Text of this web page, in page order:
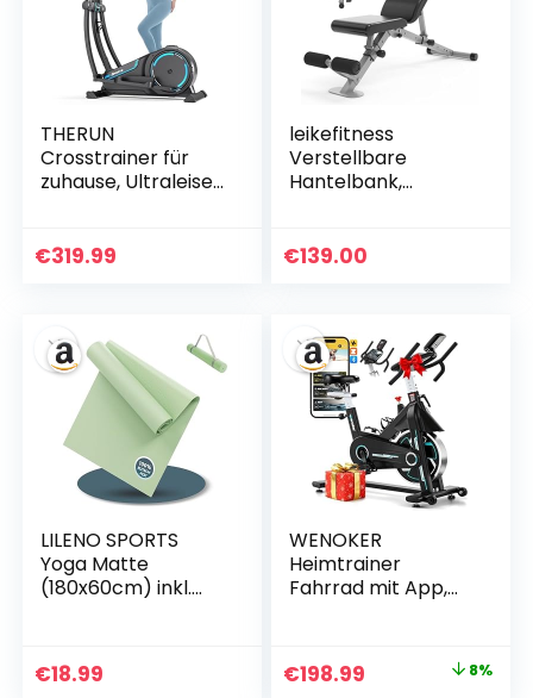
THERUN
Crosstrainer für
zuhause, Ultraleise
38cm Schrittlänge,
€319.99
leikefitness
Verstellbare
Hantelbank,
automatischer
Ganzkörperübunge
n
€139.00
LILENO SPORTS
Yoga Matte
(180x60cm) inkl.
extra rutschfest in
4 mm Dicke –
€18.99
WENOKER
Heimtrainer
Fahrrad mit App,
Gebogenem Griff,
Bequem Ergometer
Ursprünglicher
€198.99 Aktueller 8%